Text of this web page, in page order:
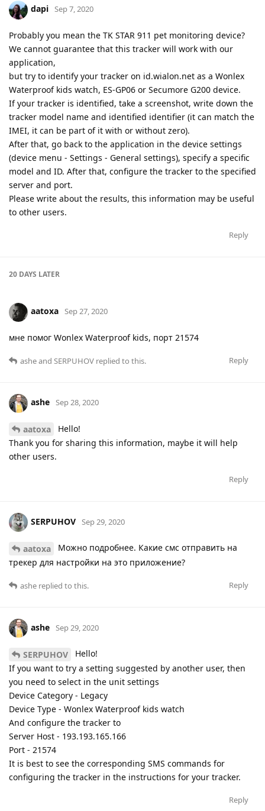
dapi Sep 7, 2020
Probably you mean the TK STAR 911 pet monitoring device?
We cannot guarantee that this tracker will work with our
application,
but try to identify your tracker on id.wialon.net as a Wonlex
Waterproof kids watch, ES-GP06 or Secumore G200 device.
If your tracker is identified, take a screenshot, write down the
tracker model name and identified identifier (it can match the
IMEI, it can be part of it with or without zero).
After that, go back to the application in the device settings
(device menu - Settings - General settings), specify a specific
model and ID. After that, configure the tracker to the specified
server and port.
Please write about the results, this information may be useful
to other users.
Reply
20 DAYS LATER
aatoxa Sep 27, 2020
мне помог Wonlex Waterproof kids, порт 21574
Reply
asheand SERPUHOV replied to this.
ashe Sep 28, 2020
aatoxa
Hello!
Thank you for sharing this information, maybe it will help
other users.
Reply
SERPUHOV Sep 29, 2020
aatoxa
Можно подробнее. Какие смс отправить на
трекер для настройки на это приложение?
Reply
ashe replied to this.
ashe Sep 29, 2020
SERPUHOV
Hello!
If you want to try a setting suggested by another user, then
you need to select in the unit settings
Device Category - Legacy
Device Type - Wonlex Waterproof kids watch
And configure the tracker to
Server Host - 193.193.165.166
Port - 21574
It is best to see the corresponding SMS commands for
configuring the tracker in the instructions for your tracker.
Reply